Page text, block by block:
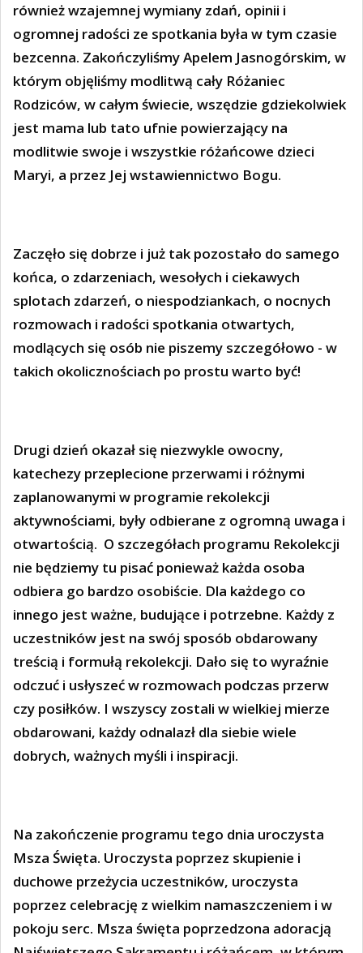
również wzajemnej wymiany zdań, opinii i
ogromnej radości ze spotkania była w tym czasie
bezcenna. Zakończyliśmy Apelem Jasnogórskim, w
którym objęliśmy modlitwą cały Różaniec
Rodziców, w całym świecie, wszędzie gdziekolwiek
jest mama lub tato ufnie powierzający na
modlitwie swoje i wszystkie różańcowe dzieci
Maryi, a przez Jej wstawiennictwo Bogu.
Zaczęło się dobrze i już tak pozostało do samego
końca, o zdarzeniach, wesołych i ciekawych
splotach zdarzeń, o niespodziankach, o nocnych
rozmowach i radości spotkania otwartych,
modlących się osób nie piszemy szczegółowo - w
takich okolicznościach po prostu warto być!
Drugi dzień okazał się niezwykle owocny,
katechezy przeplecione przerwami i różnymi
zaplanowanymi w programie rekolekcji
aktywnościami, były odbierane z ogromną uwaga i
otwartością. O szczegółach programu Rekolekcji
nie będziemy tu pisać ponieważ każda osoba
odbiera go bardzo osobiście. Dla każdego co
innego jest ważne, budujące i potrzebne. Każdy z
uczestników jest na swój sposób obdarowany
treścią i formułą rekolekcji. Dało się to wyraźnie
odczuć i usłyszeć w rozmowach podczas przerw
czy posiłków. I wszyscy zostali w wielkiej mierze
obdarowani, każdy odnalazł dla siebie wiele
dobrych, ważnych myśli i inspiracji.
Na zakończenie programu tego dnia uroczysta
Msza Święta. Uroczysta poprzez skupienie i
duchowe przeżycia uczestników, uroczysta
poprzez celebrację z wielkim namaszczeniem i w
pokoju serc. Msza święta poprzedzona adoracją